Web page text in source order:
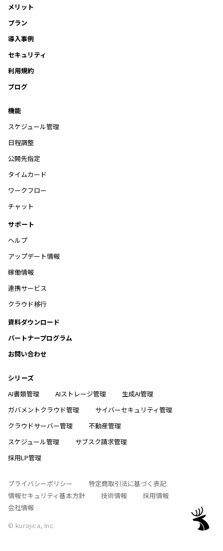
メリット
プラン
導入事例
セキュリティ
利用規約
ブログ
機能
スケジュール管理
日程調整
公開先指定
タイムカード
ワークフロー
チャット
サポート
ヘルプ
アップデート情報
稼働情報
連携サービス
クラウド移行
資料ダウンロード
パートナープログラム
お問い合わせ
シリーズ
AI書類管理
AIストレージ管理
生成AI管理
ガバメントクラウド管理
サイバーセキュリティ管理
クラウドサーバー管理
不動産管理
スケジュール管理
サブスク請求管理
採用LP管理
プライバシーポリシー
特定商取引法に基づく表記
情報セキュリティ基本方針
技術情報
採用情報
会社情報
© kurojica, Inc.